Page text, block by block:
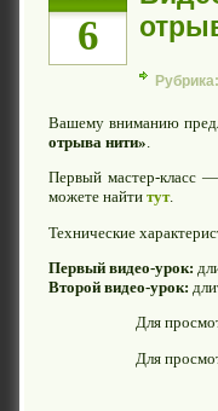
6
Рубрика:
Вашему вниманию
отрыва нити».
Первый мастер-класс
можете найти тут.
Технические
Первый видео-урок:
Второй видео-урок:
Для
Для